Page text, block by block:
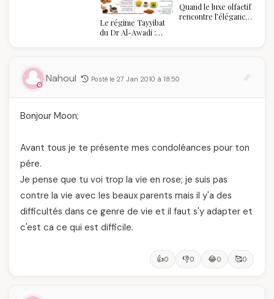
Le régime Tayyibat
du Dr Al-Awadi :
vraiment savoir
Quand le luxe olfactif
rencontre l’élégance
Nahoul Posté le 27 Jan 2010 à 18:50
Bonjour Moon;
Avant tous je te présente mes condoléances pour ton
pére.
Je pense que tu voi trop la vie en rose; je suis pas
contre la vie avec les beaux parents mais il y'a des
difficultés dans ce genre de vie et il faut s'y adapter et
c'est ca ce qui est difficile.
👍0 👎0 😂0 🥰0